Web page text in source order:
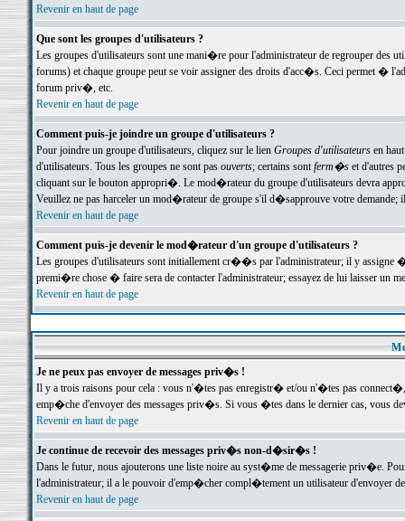
Revenir en haut de page
Que sont les groupes d'utilisateurs ?
Les groupes d'utilisateurs sont une mani�re pour l'administrateur de regrouper des
forums) et chaque groupe peut se voir assigner des droits d'acc�s. Ceci permet
forum priv�, etc.
Revenir en haut de page
Comment puis-je joindre un groupe d'utilisateurs ?
Pour joindre un groupe d'utilisateurs, cliquez sur le lien Groupes d'utilisateursen haut
d'utilisateurs. Tous les groupes ne sont pas ouverts; certains sontferm�set d'autres
cliquant sur le bouton appropri�. Le mod�rateur du groupe d'utilisateurs devra
Veuillez ne pas harceler un mod�rateur de groupe s'il d�sapprouve votre demande;
Revenir en haut de page
Comment puis-je devenir le mod�rateur d'un groupe d'utilisateurs ?
Les groupes d'utilisateurs sont initiallement cr��s par l'administrateur; il y
premi�re chose � faire sera de contacter l'administrateur; essayez de lui laisser un
Revenir en haut de page
Je ne peux pas envoyer de messages priv�s !
Il y a trois raisons pour cela : vous n'�tes pas enregistr� et/ou n'�tes pas
emp�che d'envoyer des messages priv�s. Si vous �tes dans le dernier cas, vous
Revenir en haut de page
Je continue de recevoir des messages priv�s non-d�sir�s !
Dans le futur, nous ajouterons une liste noire au syst�me de messagerie priv�e.
l'administrateur; il a le pouvoir d'emp�cher compl�tement un utilisateur d'envoyer
Revenir en haut de page